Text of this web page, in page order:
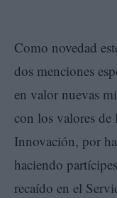
Como novedad
dos menciones
en valor nuevas
con los valores
Innovación, por
haciendo
recaído en el